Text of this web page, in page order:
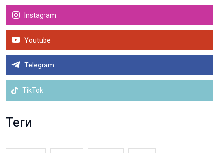
Instagram
Youtube
Telegram
TikTok
Теги